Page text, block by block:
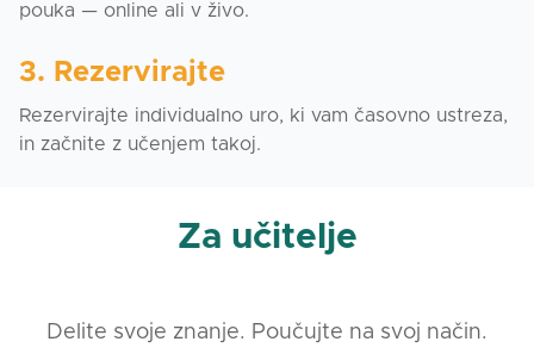
pouka — online ali v živo.
3. Rezervirajte
Rezervirajte individualno uro, ki vam časovno ustreza,
in začnite z učenjem takoj.
Za učitelje
Delite svoje znanje. Poučujte na svoj način.